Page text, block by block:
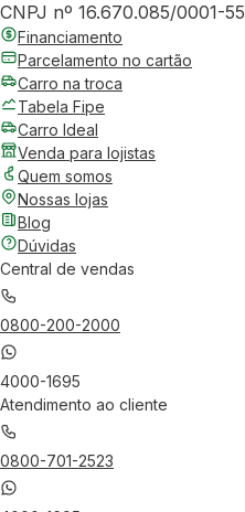
CNPJ nº 16.670.085/0001-55
Financiamento
Parcelamento no cartão
Carro na troca
Tabela Fipe
Carro Ideal
Venda para lojistas
Quem somos
Nossas lojas
Blog
Dúvidas
Central de vendas
0800-200-2000
4000-1695
Atendimento ao cliente
0800-701-2523